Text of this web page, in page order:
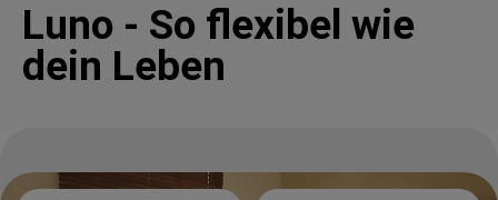
Luno - So flexibel wie
dein Leben